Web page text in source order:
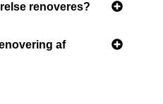
renoveres?
af